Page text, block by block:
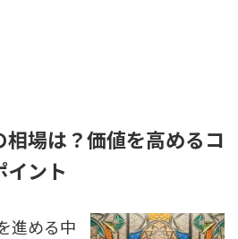
場は？価値を高めるコ
イント
進める中